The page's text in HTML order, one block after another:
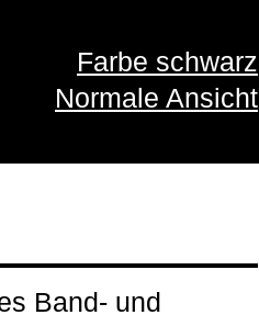
Farbe schwarz
Normale Ansicht
Band- und